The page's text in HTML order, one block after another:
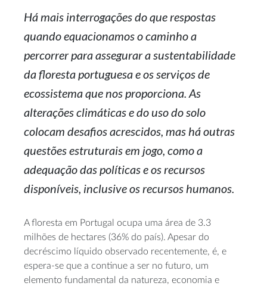
Há mais interrogações do que respostas
quando equacionamos o caminho a
percorrer para assegurar a sustentabilidade
da floresta portuguesa e os serviços de
ecossistema que nos proporciona. As
alterações climáticas e do uso do solo
colocam desafios acrescidos, mas há outras
questões estruturais em jogo, como a
adequação das políticas e os recursos
disponíveis, inclusive os recursos humanos.
A floresta em Portugal ocupa uma área de 3.3
milhões de hectares (36% do país). Apesar do
decréscimo líquido observado recentemente, é, e
espera-se que a continue a ser no futuro, um
elemento fundamental da natureza, economia e